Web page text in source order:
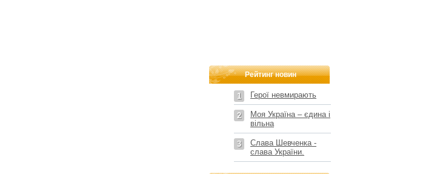
Рейтинг новин
1 Герої невмирають
2
Моя Україна – єдина і
вільна
3
Слава Шевченка -
слава України.